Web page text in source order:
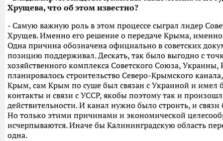
Хрущева, что об этом известно?
- Самую важную роль в этом процессе сыграл лидер
Хрущев. Именно его решение о передаче Крыма,
Одна причина обозначена официально в советских
позицию поддерживал. Дескать, так было выгодно с
хозяйственного комплекса Советского Союза,
планировалось строительство Северо-Крымского
Крым, сам Крым по суше был связан с Украиной и имел
контакты и связи с УССР, якобы поэтому так и
действительности. И канал нужно было строить, и
Но только этими причинами и экономической
исчерпываются. Иначе бы Калининградскую область
одна.